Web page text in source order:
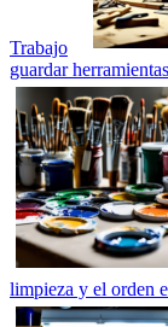
Trabajo
guardar
limpieza y el orden